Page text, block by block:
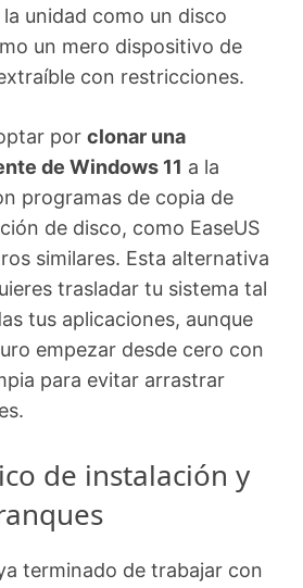
unidad como un disco
un mero dispositivo de
con restricciones.
por clonar una
de Windows 11 a la
programas de copia de
de disco, como EaseUS
similares. Esta alternativa
trasladar tu sistema tal
tus aplicaciones, aunque
empezar desde cero con
para evitar arrastrar
de instalación y
terminado de trabajar con